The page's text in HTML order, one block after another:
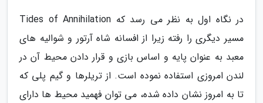
در نگاه اول به نظر می رسد که Tides of Annihilation
مسیر دیگری را رفته زیرا از افسانه شاه آرتور و شوالیه های
معبد به عنوان پایه و اساس بازی و قرار دادن محیط آن در
لندن امروزی استفاده نموده است. از تریلرها و گیم پلی که
تا به امروز نشان داده شده، می توان فهمید محیط ها دارای